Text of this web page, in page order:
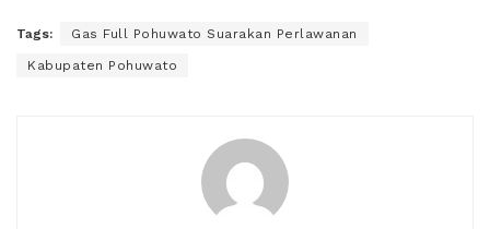
Tags: Gas Full Pohuwato Suarakan Perlawanan
Kabupaten Pohuwato